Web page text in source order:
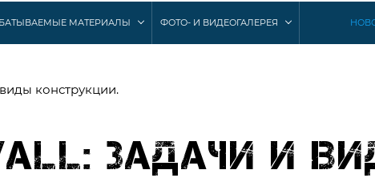
МАТЕРИАЛЫ ФОТО- И ВИДЕОГАЛЕРЕЯ
конструкции.
задачи и